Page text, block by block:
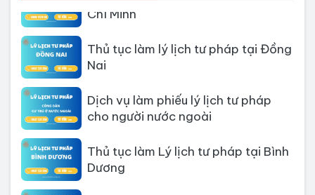
Thủ tục làm lý lịch tư pháp tại Đồng
Nai
Dịch vụ làm phiếu lý lịch tư pháp
cho người nước ngoài
Thủ tục làm Lý lịch tư pháp tại Bình
Dương